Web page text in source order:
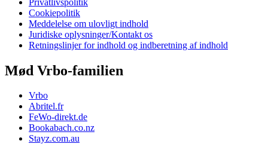
Cookiepolitik
Meddelelse om ulovligt indhold
Juridiske oplysninger/Kontakt os
Retningslinjer for indhold og indberetning af indhold
Mød Vrbo-familien
Vrbo
Abritel.fr
FeWo-direkt.de
Bookabach.co.nz
Stayz.com.au